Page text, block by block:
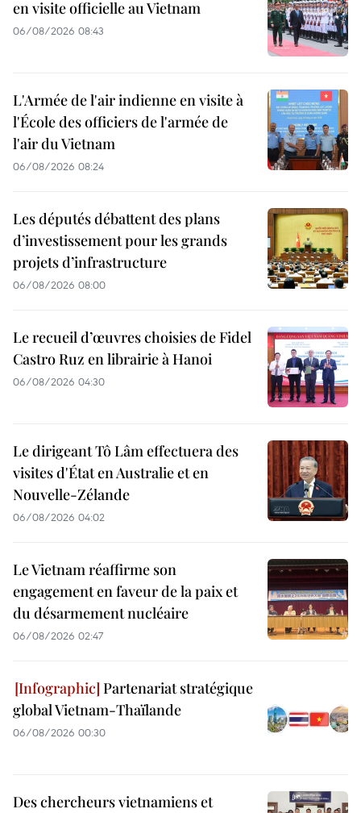
en visite officielle au Vietnam
06/08/2026 08:43
L'Armée de l'air indienne en visite à
l'École des officiers de l'armée de
l'air du Vietnam
06/08/2026 08:24
Les députés débattent des plans
d’investissement pour les grands
projets d’infrastructure
06/08/2026 08:00
Le recueil d’œuvres choisies de Fidel
Castro Ruz en librairie à Hanoi
06/08/2026 04:30
Le dirigeant Tô Lâm effectuera des
visites d'État en Australie et en
Nouvelle-Zélande
06/08/2026 04:02
Le Vietnam réaffirme son
engagement en faveur de la paix et
du désarmement nucléaire
06/08/2026 02:47
Partenariat stratégique
global Vietnam-Thaïlande
06/08/2026 00:30
Des chercheurs vietnamiens et